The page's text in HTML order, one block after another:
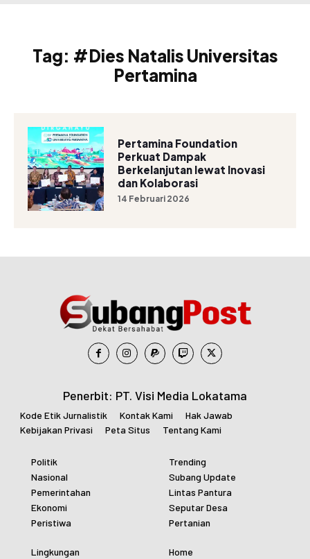
Tag: #Dies Natalis Universitas
Pertamina
Pertamina Foundation
Perkuat Dampak
Berkelanjutan lewat Inovasi
dan Kolaborasi
14 Februari 2026
Penerbit: PT. Visi Media Lokatama
Kode Etik Jurnalistik Kontak Kami
Hak Jawab
Kebijakan Privasi
Peta Situs Tentang Kami
Politik
Nasional
Pemerintahan
Ekonomi
Peristiwa
Trending
Subang Update
Lintas Pantura
Seputar Desa
Pertanian
Lingkungan Home